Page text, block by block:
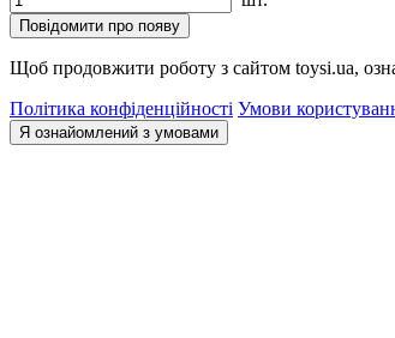
Повідомити про появу
Щоб продовжити роботу з сайтом toysi.ua,
Політика конфіденційності Умови
Я ознайомлений з умовами